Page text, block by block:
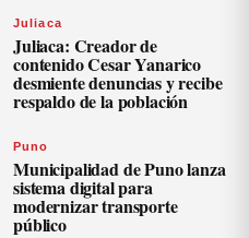
Juliaca
Juliaca: Creador de
contenido Cesar Yanarico
desmiente denuncias y recibe
respaldo de la población
Puno
Municipalidad de Puno lanza
sistema digital para
modernizar transporte
público